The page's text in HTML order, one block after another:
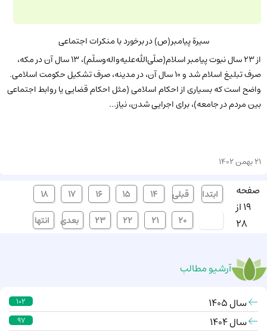
سیرة پیامبر(ص) در برخورد با منکرات اجتماعی
از ۲۳ سال نبوت پیامبر اسلام(صلّی‌الله‌علیه‌واله‌وسلّم)، ۱۳ سال آن در مکه،
صرف تبلیغ اسلام شد و ۱۰ سال آن، در مدینه، صرف تشکیل حکومت اسلامی.
واضح است که بسیاری از احکام اسلامی (مثل احکام قضایی یا روابط اجتماعی
بین مردم در جامعه)، برای اجرایی شدن، نیاز...
21 بهمن 1402
صفحه
19 از
28
ابتدا قبلی 14
15
16
17
18
20
21
22
23 بعدی انتها
آرشیو مطالب
سال 1405 102
سال 1404 97